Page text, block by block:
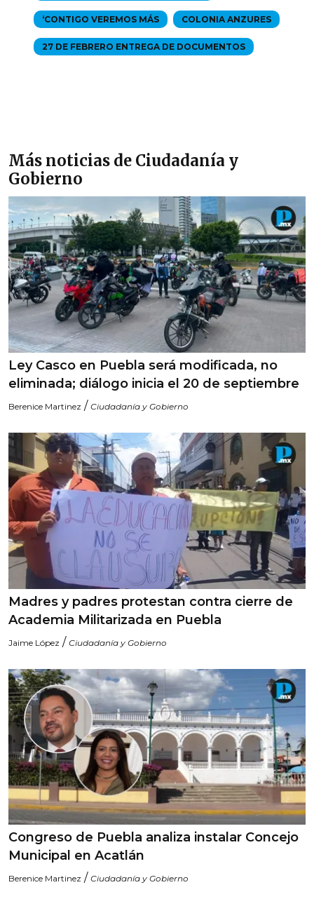
‘CONTIGO VEREMOS MÁS COLONIA ANZURES
27 DE FEBRERO ENTREGA DE DOCUMENTOS
Más noticias de Ciudadanía y
Gobierno
Ley Casco en Puebla será modificada, no
eliminada; diálogo inicia el 20 de septiembre
Berenice Martinez / Ciudadanía y Gobierno
Madres y padres protestan contra cierre de
Academia Militarizada en Puebla
Jaime López / Ciudadanía y Gobierno
Congreso de Puebla analiza instalar Concejo
Municipal en Acatlán
Berenice Martinez / Ciudadanía y Gobierno